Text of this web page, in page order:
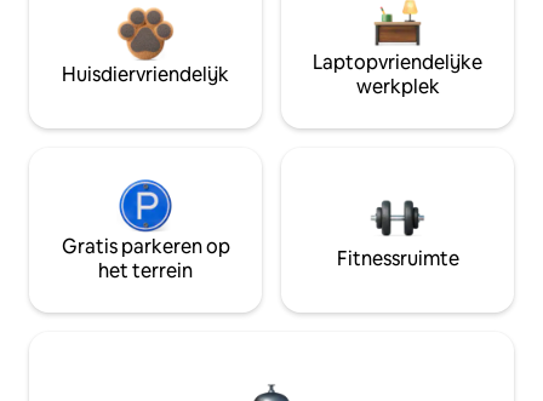
Huisdiervriendelijk
Laptopvriendelijke
werkplek
Gratis parkeren op
het terrein
Fitnessruimte